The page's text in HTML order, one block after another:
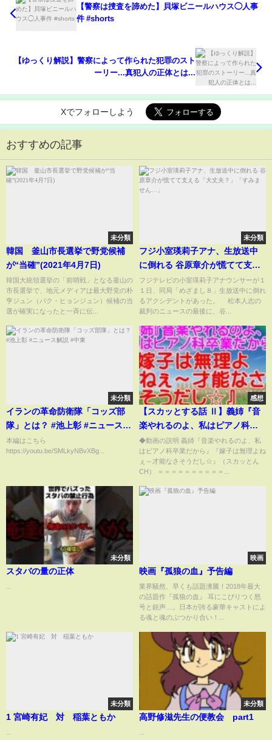
【警察は捜査を諦めた】貝塚ビニールハウス◯人事
件 #shorts
【ゆっくり解説】警察によって作られた犯罪のスト
ーリー...真犯人の正体とは...
Xでフォローしよう
おすすめの記事
未分類
韓国 釜山市長選挙で野党候補
が“当確”(2021年4月7日)
韓国大統領選挙の「前哨戦」となる釜山の
市長選挙で、地元メディアは最大野党の朴
亨ジュン（パク・ヒョンジュン）候補の当
選が確実になったと一斉に伝...
未分類
フジ小室瑛莉子アナ、生放送中
に倒れる 谷原章介が慌てて支え
る「大丈夫？」「すみませ
ん…」
フジテレビの小室瑛莉子アナウンサーが１
１日、同局「めざまし８」生放送中に倒れ
るアクシデントがあった。 松本人志の
裁判のニュースの最後に、谷...
未分類
イランの革命防衛隊「コッズ部
隊」とは？ #池上彰 #ニュース解
説 #中東
本編はこちら
https://youtu.be/SMLkyNBvXBg...
感想
【スカッとする話 Ⅱ】義姉『音
楽やれるのよ、私はピアノ科卒
業だから』『嫁子は無理よねぇ
～才能なさそうだし☆』（スカ
ッとんCH）
◆動画の説明 義姉『音楽やれるのよ、私
はピアノ科卒業だから』『嫁子は無理よね
ぇ～才能なさそうだし☆』（スカッとん
CH） ＝＝＝＝＝＝＝＝＝＝...
未分類
スタバの量の正体
映画
映画『孤狼の血』予告編
業界騒然、早くも話題沸騰！2018年最大
の話題作『孤狼の血』 耳にこびりつく怒
号と銃声…。日本が誇る豪華キャストによ
る魂と魂のぶつかり合い！...
未分類
1 宮崎有妃 対 稲葉ともか
未分類
高野修滋先生の便教会 part1